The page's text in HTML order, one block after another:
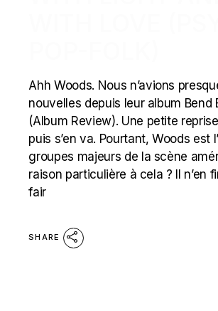
Ahh Woods. Nous n’avions
nouvelles depuis leur album Bend
(Album Review). Une petite
puis s’en va. Pourtant, Woods est
groupes majeurs de la scène
raison particulière à cela ? Il n’en
fair
SHARE